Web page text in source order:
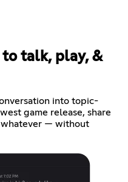
to talk, play, &
into topic-
game release, share
whatever — without